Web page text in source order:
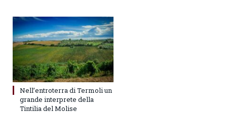
Nell’entroterra di Termoli un
grande interprete della
Tintilia del Molise